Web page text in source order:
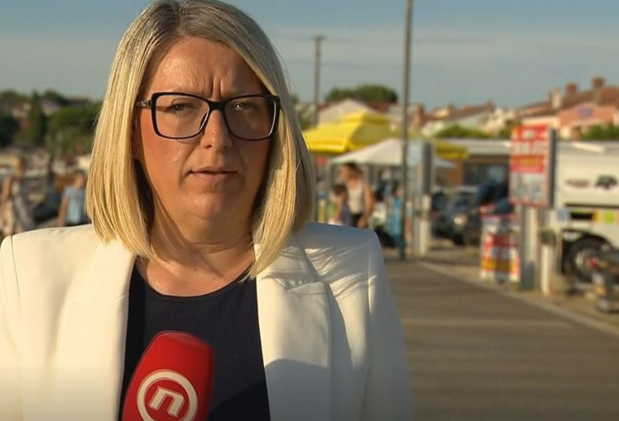
sada
VRUĆINE U PREDSEZONI
Stigle ljetne temperature, više od 200.000 turista je već u
Hrvatskoj: Ovo su najposjećeniji gradovi